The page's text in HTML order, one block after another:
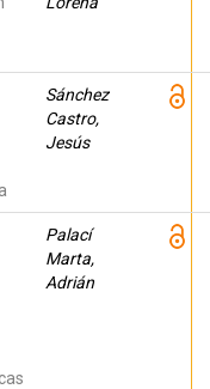
Sánchez
Castro,
Jesús
Palací
Marta,
Adrián